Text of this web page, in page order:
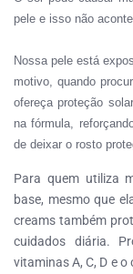
pele e isso não
Nossa pele está
motivo, quando
ofereça proteção
na fórmula,
de deixar o rosto
Para quem utiliza
base, mesmo que
creams também
cuidados diária.
vitaminas A, C, D e